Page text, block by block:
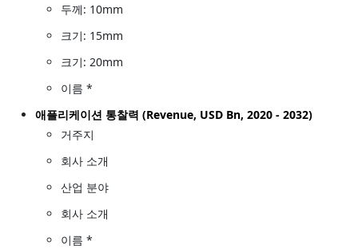
두께: 10mm
크기: 15mm
크기: 20mm
이름 *
애플리케이션 통찰력 (Revenue, USD Bn, 2020 - 2032)
거주지
회사 소개
산업 분야
회사 소개
이름 *